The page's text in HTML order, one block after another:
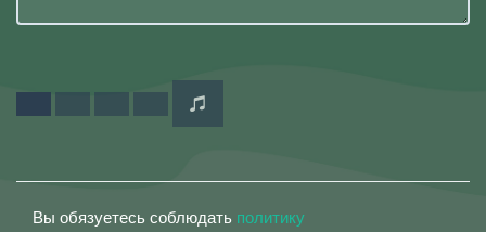
Вы обязуетесь соблюдать политику